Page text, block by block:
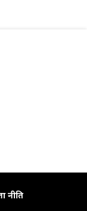
नीति